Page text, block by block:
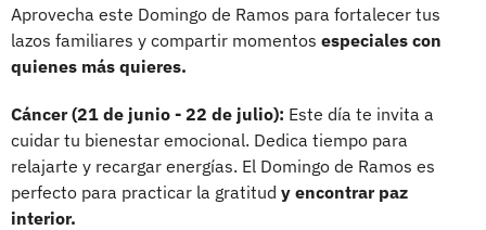
Aprovecha este Domingo de Ramos para fortalecer tus
lazos familiares y compartir momentos especiales con
quienes más quieres.
Cáncer (21 de junio - 22 de julio): Este día te invita a
cuidar tu bienestar emocional. Dedica tiempo para
relajarte y recargar energías. El Domingo de Ramos es
perfecto para practicar la gratitud y encontrar paz
interior.